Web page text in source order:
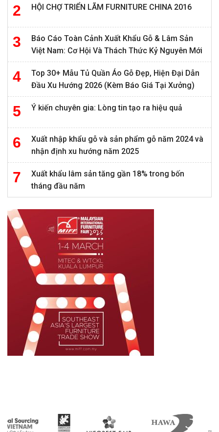
HỘI CHỢ TRIỂN LÃM FURNITURE CHINA 2016
Báo Cáo Toàn Cảnh Xuất Khẩu Gỗ & Lâm Sản
Việt Nam: Cơ Hội Và Thách Thức Kỷ Nguyên Mới
Top 30+ Mẫu Tủ Quần Áo Gỗ Đẹp, Hiện Đại Dẫn
Đầu Xu Hướng 2026 (Kèm Báo Giá Tại Xưởng)
Ý kiến chuyên gia: Lòng tin tạo ra hiệu quả
Xuất nhập khẩu gỗ và sản phẩm gỗ năm 2024 và
nhận định xu hướng năm 2025
Xuất khẩu lâm sản tăng gần 18% trong bốn
tháng đầu năm